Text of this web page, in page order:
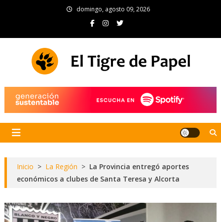
domingo, agosto 09, 2026
Inicio > La Región > La Provincia entregó aportes
económicos a clubes de Santa Teresa y Alcorta